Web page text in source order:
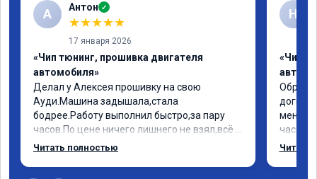
А Антон ✓
★★★★★
17 января 2026
«Чип тюнинг, прошивка двигателя
автомобиля»
Делал у Алексея прошивку на свою
Ауди.Машина задышала,стала
бодрее.Работу выполнил быстро,за пару
часов.По цене ничего лишнего не взял,всё
как договаривались заранее.После работы
Читать полностью
Н
«Чип
меня
час
Арман
Читать